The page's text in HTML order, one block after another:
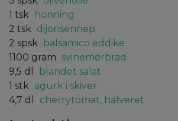
1 tsk
honning
2 tsk dijonsennep
2 spsk
balsamico eddike
1100 gram svinemørbrad
9,5 dl
blandet salat
1 stk agurk i skiver
4,7 dl cherrytomat, halveret